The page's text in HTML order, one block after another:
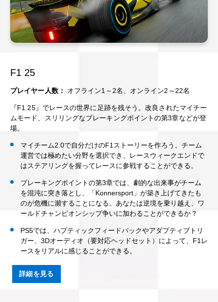
F1 25
プレイヤー人数： オフライン1～2名、オンライン2～22名
『F1 25』でレースの世界に足跡を残そう。改良されたマイチー
ムモード、スリリングなブレーキングポイントの第3章などが登
場。
マイチーム2.0で自分だけのF1ストーリーを作ろう。チーム
運営では極めたい分野を選択でき、レースウィークエンドで
はステアリングを握ってレースに参戦することができる。
ブレーキングポイントの第3章では、劇的な出来事がチーム
を混沌に突き落とし、「Konnersport」が築き上げてきたも
のが危機に瀕することになる。あなたは逆境を乗り越え、ワ
ールドチャンピオンシップ争いに加わることができるか？
PS5では、ハプティックフィードバックやアダプティブトリ
ガー、3Dオーディオ（要対応ヘッドセット）によって、F1レ
ースをリアルに感じることができる。
詳細を見る